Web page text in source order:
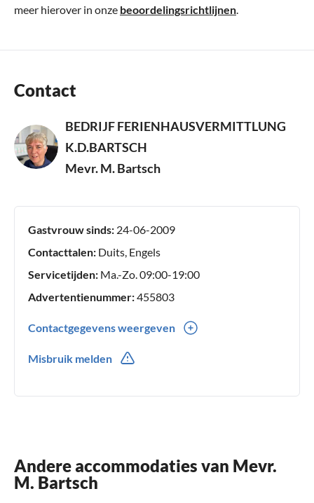
meer hierover in onze beoordelingsrichtlijnen
Contact
BEDRIJF FERIENHAUSVERMITTLUNG
K.D.BARTSCH
Mevr. M. Bartsch
Gastvrouw sinds: 24-06-2009
Contacttalen: Duits, Engels
Servicetijden: Ma.-Zo. 09:00-19:00
Advertentienummer:455803
Contactgegevens weergeven
Misbruik melden
Andere accommodaties van Mevr.
M. Bartsch